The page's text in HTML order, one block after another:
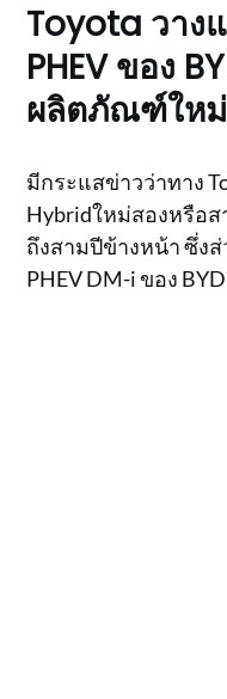
Toyota วาง
PHEV ของ
ผลิตภัณฑ์ให
มีกระแสข่าวว่าทาง
Hybridใหม่สองหรือ
ถึงสามปีข้างหน้า ซึ่ง
PHEV DM-i ของ BYD